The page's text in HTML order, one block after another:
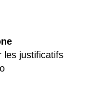
les justificatifs